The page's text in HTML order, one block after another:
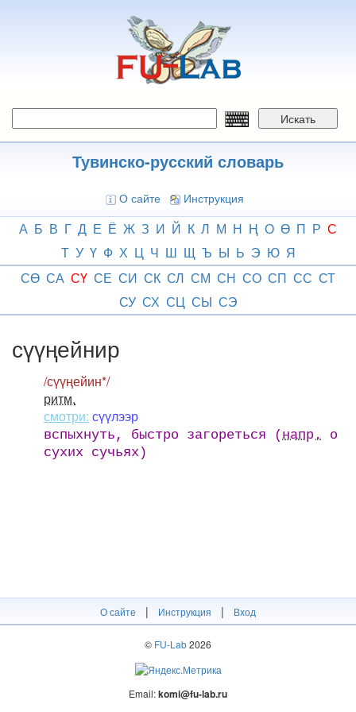
Искать
Тувинско-русский словарь
О сайте Инструкция
А Б В Г Д Е Ё Ж З И Й К Л М Н Ң О Ө П Р С
Т У Ү Ф Х Ц Ч Ш Щ Ъ Ы Ь Э Ю Я
СӨ СА СҮ СЕ СИ СК СЛ СМ СН СО СП СС СТ
СУ СХ СЦ СЫ СЭ
сүүңейнир
/сүүңейин*/
ритм.
смотри: сүүлээр
вспыхнуть, быстро загореться (напр. о
сухих сучьях)
О сайте | Инструкция | Вход
© FU-Lab2026
Email:komi@fu-lab.ru